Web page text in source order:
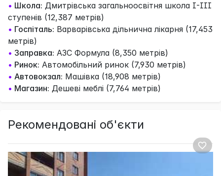
• Школа: Дмитрівська загальноосвітня школа І-ІІІ
ступенів (12,387 метрів)
• Госпіталь: Варварівська дільнична лікарня (17,453
метрів)
• Заправка: АЗС Формула (8,350 метрів)
• Ринок: Автомобільний ринок (7,930 метрів)
• Автовокзал: Машівка (18,908 метрів)
• Магазин: Дешеві меблі (7,764 метрів)
Рекомендовані об'єкти